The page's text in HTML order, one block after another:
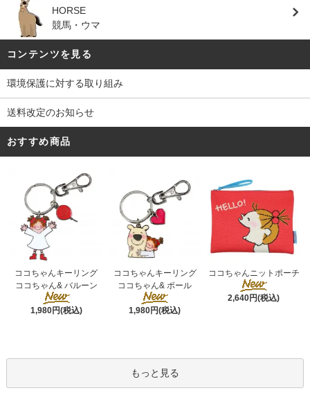
HORSE
競馬・ウマ
コンテンツを見る
環境保護に対する取り組み
送料改定のお知らせ
おすすめ商品
ココちゃんキーリング
ココちゃん& バルーン
1,980円(税込)
ココちゃんキーリング
ココちゃん& ポール
1,980円(税込)
ココちゃんニットポーチ
2,640円(税込)
もっと見る